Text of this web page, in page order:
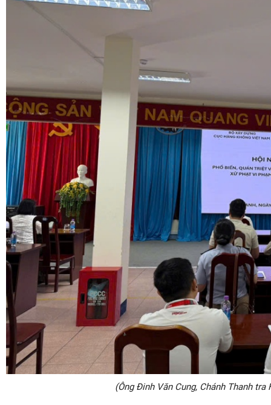
(Ông Đinh Văn Cung, Chánh Thanh